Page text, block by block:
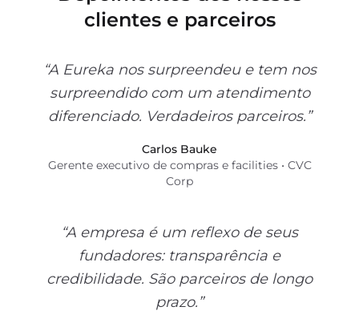
clientes e parceiros
“A Eureka nos surpreendeu e tem nos
surpreendido com um atendimento
diferenciado. Verdadeiros parceiros.”
Carlos Bauke
Gerente executivo de compras e facilities • CVC
Corp
“A empresa é um reflexo de seus
fundadores: transparência e
credibilidade. São parceiros de longo
prazo.”